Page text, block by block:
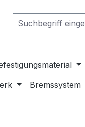
Bremssystem